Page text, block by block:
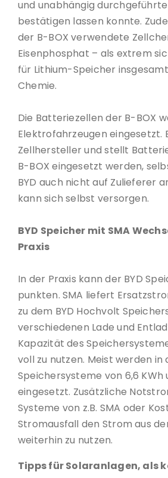
und unabhängig
bestätigen lassen konnte.
der B-BOX verwendete
Eisenphosphat – als extrem
für Lithium-Speicher
Chemie.
Die Batteriezellen der B-BOX
Elektrofahrzeugen eingesetzt.
Zellhersteller und stellt
B-BOX eingesetzt werden,
BYD auch nicht auf Zulieferer
kann sich selbst versorgen.
BYD Speicher mit SMA
Praxis
In der Praxis kann der BYD
punkten. SMA liefert
zu dem BYD Hochvolt
verschiedenen Lade und
Kapazität des
voll zu nutzen. Meist werden in
Speichersysteme von 6,6 KWh
eingesetzt. Zusätzliche
Systeme von z.B. SMA oder
Stromausfall den Strom aus
weiterhin zu nutzen.
Tipps für Solaranlagen, als